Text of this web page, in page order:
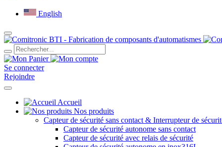
English
Se connecter
Rejoindre
Accueil
Nos produits
Capteur de sécurité sans contact & Interrupteur de
Capteur de sécurité autonome sans contact
Capteur de sécurité avec relais de sécurité